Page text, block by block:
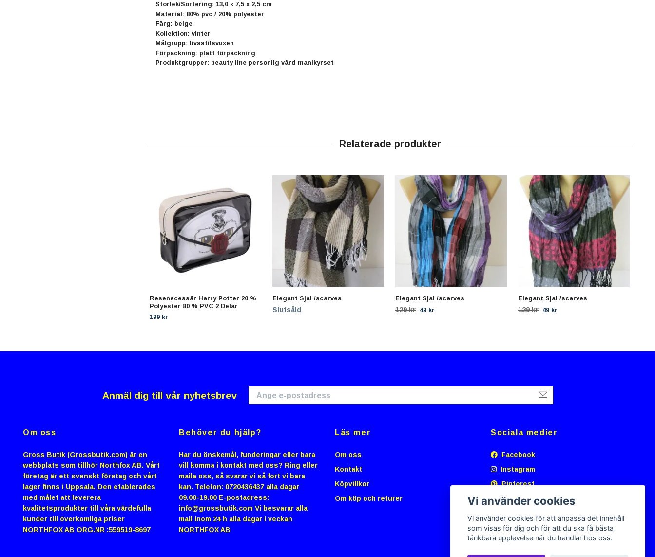
Storlek/Sortering: 13,0 x 7,5 x 2,5 cm
Material: 80% pvc / 20% polyester
Färg: beige
Kollektion: vinter
Målgrupp: livsstilsvuxen
Förpackning: platt förpackning
Produktgrupper: beauty line personlig vård manikyrset
Resenecessär Harry Potter 20 %
Polyester 80 % PVC 2 Delar
199 kr
Elegant Sjal /scarves
Slutsåld
Elegant Sjal /scarves
129 kr 49 kr
Elegant Sjal /scarves
129 kr 49 kr
Anmäl dig till vår nyhetsbrev
Om oss
Gross Butik (Grossbutik.com) är en
webbplats som tillhör Northfox AB. Vårt
företag är ett svenskt företag och vårt
lager finns i Uppsala. Den etablerades
med målet att leverera
kvalitetsprodukter till våra värdefulla
kunder till överkomliga priser
NORTHFOX AB ORG.NR :559519-8697
Behöver du hjälp?
Har du önskemål, funderingar eller bara
vill komma i kontakt med oss? Ring eller
maila oss, så svarar vi så fort vi bara
kan. Telefon: 0720436437 alla dagar
09.00-19.00 E-postadress:
info@grossbutik.com Vi besvarar alla
mail inom 24 h alla dagar i veckan
NORTHFOX AB
Läs mer
Om oss
Kontakt
Köpvillkor
Om köp och returer
Sociala medier
Facebook
Instagram
Pinterest
Vi använder cookies
Vi använder cookies för att anpassa det innehåll
som visas för dig och för att du ska få bästa
tänkbara upplevelse när du handlar hos oss.